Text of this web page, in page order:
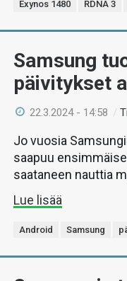
Exynos 1480 RDNA 3
Samsung
päivitykset
22.3.2024 - 14:58 /
Jo vuosia
saapuu
saataneen nauttia
Lue lisää
Android Samsung